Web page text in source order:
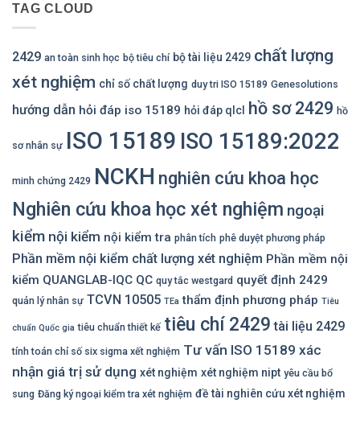
TAG CLOUD
2429 an toàn sinh học bộ tiêu chí bộ tài liệu 2429 chất lượng
xét nghiệm chỉ số chất lượng duy tri ISO 15189 Genesolutions
hướng dẫn hỏi đáp iso 15189 hỏi đáp qlcl hồ sơ 2429 hồ
sơ nhân sự ISO 15189 ISO 15189:2022
minh chứng 2429 NCKH nghiên cứu khoa học
Nghiên cứu khoa học xét nghiệm ngoại
kiểm nội kiểm nội kiểm tra phân tích phê duyệt phương pháp
Phần mềm nội kiểm chất lượng xét nghiệm Phần mềm nội
kiểm QUANGLAB-IQC QC quy tắc westgard quyết định 2429
quản lý nhân sự TCVN 10505 TEa thẩm định phương pháp Tiêu
chuẩn Quốc gia tiêu chuẩn thiết kế tiêu chí 2429 tài liệu 2429
tính toán chỉ số six sigma xết nghiệm Tư vấn ISO 15189 xác
nhận giá trị sử dụng xét nghiệm xét nghiệm nipt yêu cầu bổ
sung Đăng ký ngoại kiểm tra xét nghiệm đề tài nghiên cứu xét nghiệm